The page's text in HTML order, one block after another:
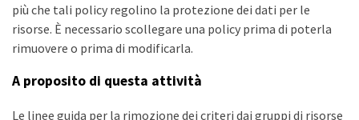
più che tali policy regolino la protezione dei dati per le
risorse. È necessario scollegare una policy prima di poterla
rimuovere o prima di modificarla.
A proposito di questa attività
Le linee guida per la rimozione dei criteri dai gruppi di risorse